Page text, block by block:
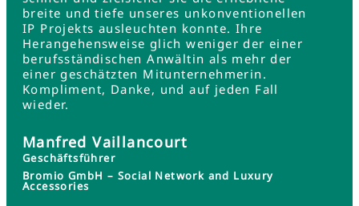
breite und tiefe unseres unkonventionellen
IP Projekts ausleuchten konnte. Ihre
Herangehensweise glich weniger der einer
berufsständischen Anwältin als mehr der
einer geschätzten Mitunternehmerin.
Kompliment, Danke, und auf jeden Fall
wieder.
Manfred Vaillancourt
Geschäftsführer
Bromio GmbH – Social Network and Luxury
Accessories